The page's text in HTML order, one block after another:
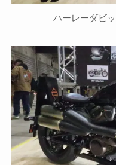
ハーレーダビ